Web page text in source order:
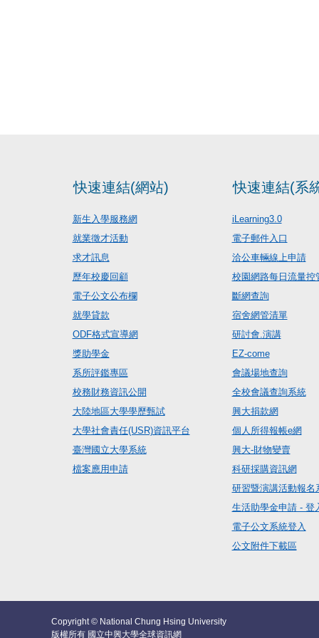
快速連結(網站)
新生入學服務網
就業徵才活動
求才訊息
歷年校慶回顧
電子公文公布欄
就學貸款
ODF格式宣導網
獎助學金
系所評鑑專區
校務財務資訊公開
大陸地區大學學歷甄試
大學社會責任(USR)資訊平台
臺灣國立大學系統
檔案應用申請
快速連結(系
iLearning3.0
電子郵件入口
洽公車輛線上申請
校園網路每日流量控
斷網查詢
宿舍網管清單
研討會.演講
EZ-come
會議場地查詢
全校會議查詢系統
興大捐款網
個人所得報帳e網
興大-財物變賣
科研採購資訊網
研習暨演講活動報名
生活助學金申請 - 登
電子公文系統登入
公文附件下載區
Copyright © National Chung Hsing University
版權所有 國立中興大學全球資訊網